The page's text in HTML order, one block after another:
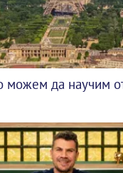
можем да научим